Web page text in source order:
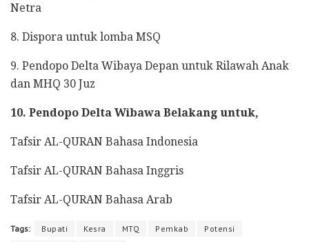
Netra
8. Dispora untuk lomba MSQ
9. Pendopo Delta Wibaya Depan untuk Rilawah Anak
dan MHQ 30 Juz
10. Pendopo Delta Wibawa Belakang untuk,
Tafsir AL-QURAN Bahasa Indonesia
Tafsir AL-QURAN Bahasa Inggris
Tafsir AL-QURAN Bahasa Arab
Tags: Bupati Kesra MTQ Pemkab
Potensi